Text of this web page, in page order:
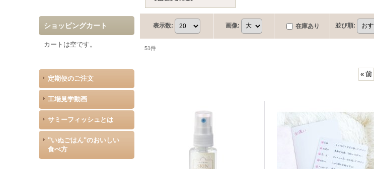
ショッピングカート
カートは空です。
定期便のご注文
工場見学動画
サミーフィッシュとは
"いぬごはん"のおいしい
食べ方
表示数: 画像: 在庫あり 並び順:
51件
« 前